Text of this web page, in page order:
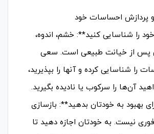
را شناسایی کنید**: خشم، اندوه،
پس از خیانت طبیعی است. سعی
را شناسایی کرده و آنها را بپذیرید،
آن‌ها را سرکوب یا نادیده بگیرید.
بهبود به خودتان بدهید**: بازسازی
فوری نیست. به خودتان اجازه دهید تا